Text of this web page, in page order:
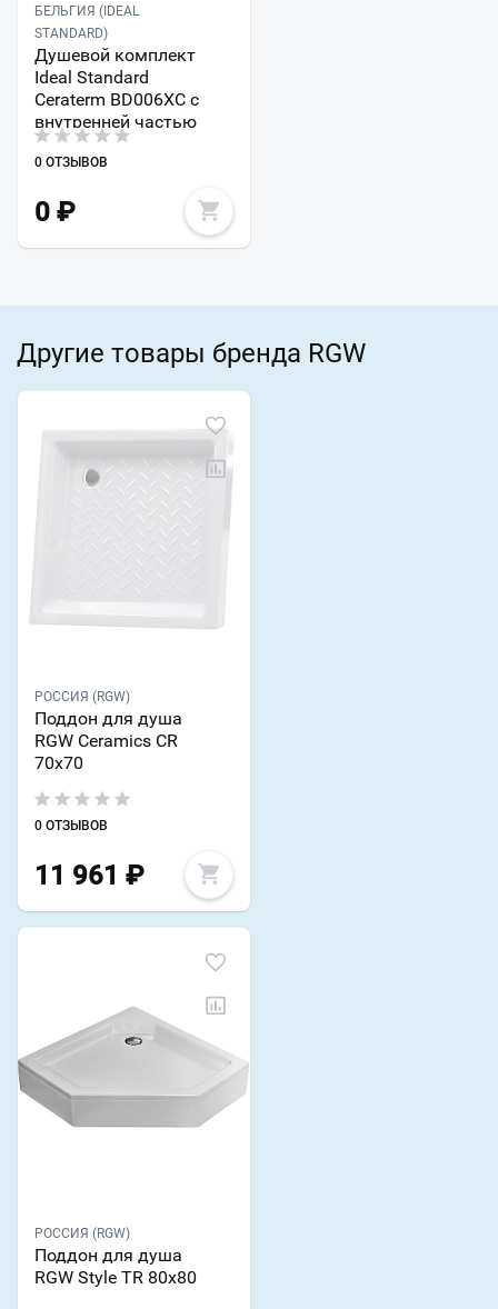
БЕЛЬГИЯ (IDEAL
STANDARD)
Душевой комплект
Ideal Standard
Ceraterm BD006XC с
внутренней частью
0 ОТЗЫВОВ
0 ₽
Другие товары бренда RGW
РОССИЯ (RGW)
Поддон для душа
RGW Ceramics CR
70х70
0 ОТЗЫВОВ
11 961 ₽
РОССИЯ (RGW)
Поддон для душа
RGW Style TR 80x80